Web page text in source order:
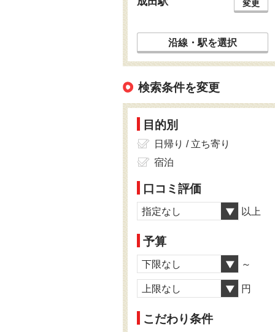
変更
沿線・駅を選択
検索条件を変更
目的別
日帰り / 立ち寄り
宿泊
口コミ評価
指定なし 以上
予算
下限なし ～
上限なし 円
こだわり条件